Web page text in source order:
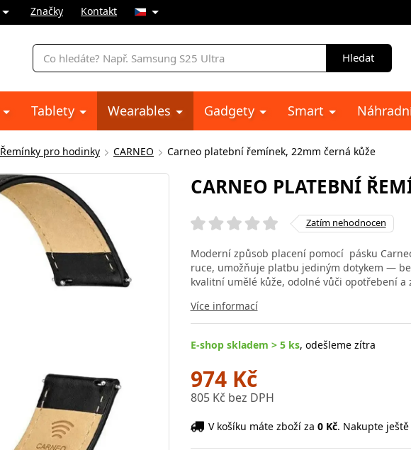
Značky Kontakt
Vyhledávání
Hledat
Tablety Wearables Gadgety Smart
Řemínky pro hodinky CARNEO Carneo platební řemínek, 22mm černá kůže
CARNEO PLATEBNÍ
Zatím nehodnocen
Moderní způsob placení pomocí pásku
ruce, umožňuje platbu jediným dotykem —
kvalitní umělé kůže, odolné vůči opotřebení
Více informací
E-shop skladem > 5 ks, odešleme zítra
974 Kč
805 Kč bez DPH
V košíku máte zboží za 0 Kč. Nakupte ještě